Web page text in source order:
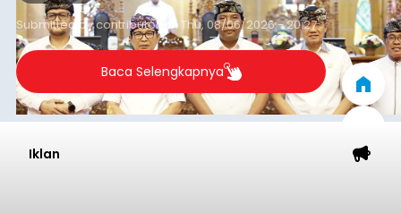
Submitted bycontributor onThu, 08/06/2026 - 20:27
Baca Selengkapnya
Iklan